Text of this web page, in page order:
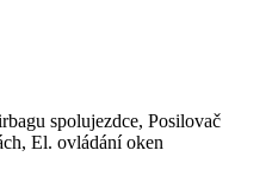
spolujezdce, Posilovač
El. ovládání oken